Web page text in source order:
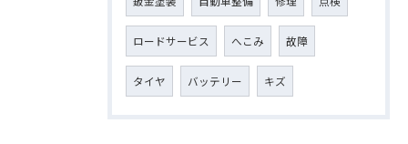
ロードサービス へこみ 故障
タイヤ バッテリー キズ